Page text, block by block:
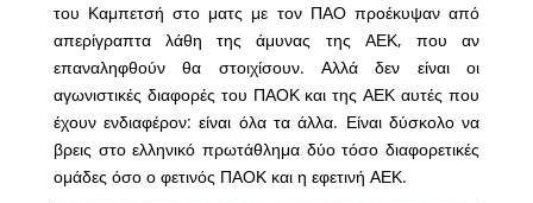
του Καμπετσή στο ματς με τον ΠΑΟ προέκυψαν από
απερίγραπτα λάθη της άμυνας της ΑΕΚ, που αν
επαναληφθούν θα στοιχίσουν. Αλλά δεν είναι οι
αγωνιστικές διαφορές του ΠΑΟΚ και της ΑΕΚ αυτές που
έχουν ενδιαφέρον: είναι όλα τα άλλα. Είναι δύσκολο να
βρεις στο ελληνικό πρωτάθλημα δύο τόσο διαφορετικές
ομάδες όσο ο φετινός ΠΑΟΚ και η εφετινή ΑΕΚ.